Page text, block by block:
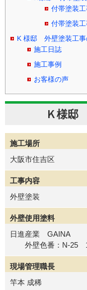
付帯塗装
付帯塗装
K 様邸 外壁塗装工事
施工日誌
施工事例
お客様の声
Ｋ様邸
施工場所
大阪市住吉区
工事内容
外壁塗装
外壁使用塗料
日進産業 GAINA
外壁色番：N-25
現場管理職長
竿本 成稀